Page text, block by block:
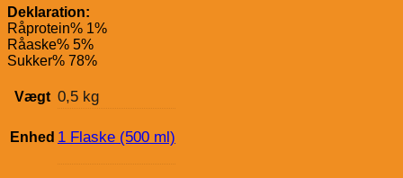
Deklaration:
Råprotein% 1%
Råaske% 5%
Sukker% 78%
Vægt 0,5 kg
Enhed 1 Flaske (500 ml)